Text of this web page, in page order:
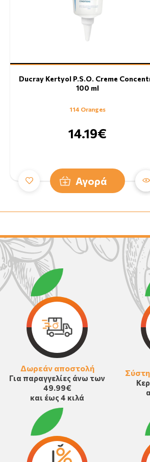
Ducray Kertyol P.S.O. Creme
100 ml
114 Oranges
14.19€
Αγορά
Δωρεάν αποστολή
Για παραγγελίες άνω των
49.99€
και έως 4 κιλά